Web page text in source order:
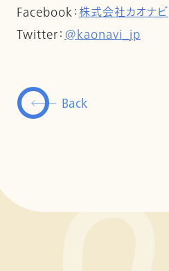
Facebook：株式会社カオナビ
Twitter：@kaonavi_jp
Back